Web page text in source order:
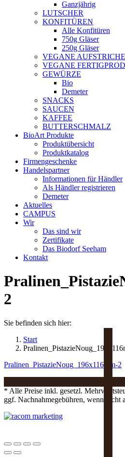
Ganzjährig
LUTSCHER
KONFITÜREN
Alle Konfitüren
750g Gläser
250g Gläser
VEGANE AUFSTRICHE
VEGANE
GEWÜRZE
Bio
Demeter
SNACKS
SAUCEN
KAFFEE
BUTTERSCHMALZ
BioArt Produkte
Produktübersicht
Produktkatalog
Firmengeschenke
Handelspartner
Informationen für Händler
Als Händler registrieren
Demeter
Aktuelles
CAMPUS
Wir
Das sind wir
Zertifikate
Das Biodorf Seeham
Kontakt
2
Sie befinden sich hier:
Start
Pralinen_PistazieNoug_196x116mm-2
* Alle Preise inkl. gesetzl.
ggf. Nachnahmegebühren, wenn nicht